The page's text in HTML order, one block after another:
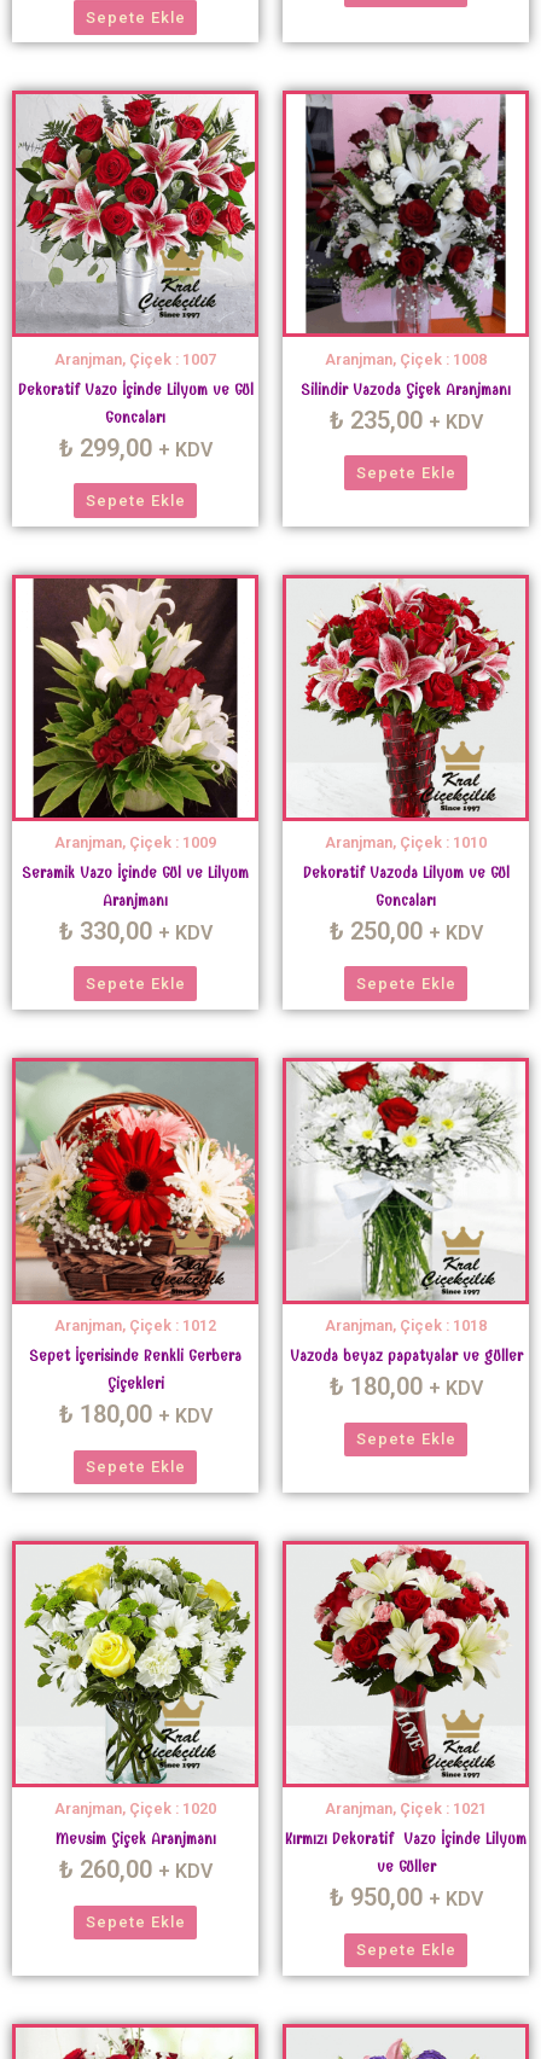
Sepete Ekle
Aranjman, Çiçek : 1007
Dekoratif Vazo İçinde Lilyum ve Gül
Goncaları
₺ 299,00 + KDV
Sepete Ekle
Aranjman, Çiçek : 1008
Silindir Vazoda Çiçek Aranjmanı
₺ 235,00 + KDV
Sepete Ekle
Aranjman, Çiçek : 1009
Seramik Vazo İçinde Gül ve Lilyum
Aranjmanı
₺ 330,00 + KDV
Sepete Ekle
Aranjman, Çiçek : 1010
Dekoratif Vazoda Lilyum ve Gül
Goncaları
₺ 250,00 + KDV
Sepete Ekle
Aranjman, Çiçek : 1012
Sepet İçerisinde Renkli Gerbera
Çiçekleri
₺ 180,00 + KDV
Sepete Ekle
Aranjman, Çiçek : 1018
Vazoda beyaz papatyalar ve güller
₺ 180,00 + KDV
Sepete Ekle
Aranjman, Çiçek : 1020
Mevsim Çiçek Aranjmanı
₺ 260,00 + KDV
Sepete Ekle
Aranjman, Çiçek : 1021
Kırmızı Dekoratif Vazo İçinde Lilyum
ve Güller
₺ 950,00 + KDV
Sepete Ekle